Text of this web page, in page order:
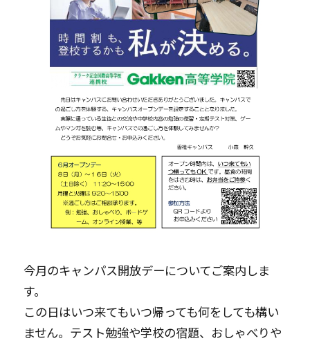
今月のキャンパス開放デーについてご案内しま
す。
この日はいつ来てもいつ帰っても何をしても構い
ません。テスト勉強や学校の宿題、おしゃべりや